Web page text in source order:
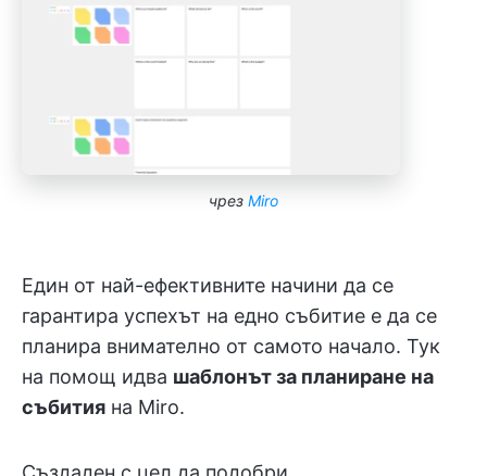
чрез Miro
Един от най-ефективните начини да се
гарантира успехът на едно събитие е да се
планира внимателно от самото начало. Тук
на помощ идва шаблонът за планиране на
събития на Miro.